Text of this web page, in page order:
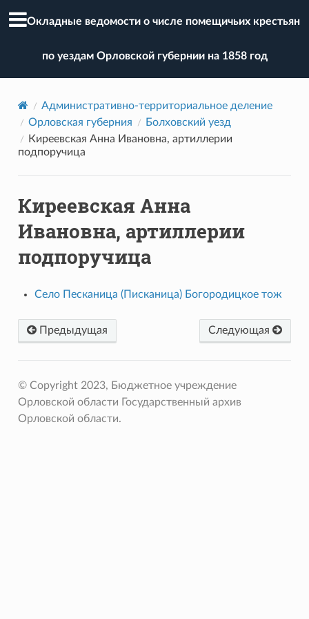
Окладные ведомости о числе помещичьих крестьян
по уездам Орловской губернии на 1858 год
Административно-территориальное деление
Орловская губерния
Болховский уезд
Киреевская Анна Ивановна, артиллерии
подпоручица
Киреевская Анна
Ивановна, артиллерии
подпоручица
Село Песканица (Писканица) Богородицкое тож
Предыдущая Следующая
© Copyright 2023, Бюджетное учреждение
Орловской области Государственный архив
Орловской области.